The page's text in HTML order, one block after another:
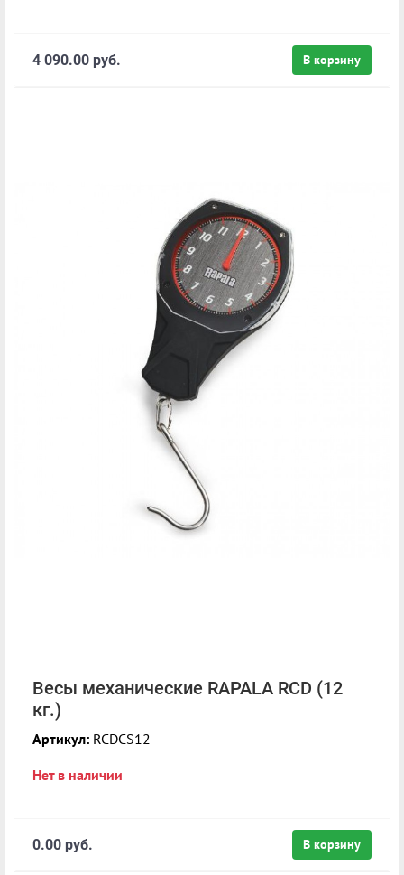
В корзину
4 090.00 руб.
Весы механические RAPALA RCD (12
кг.)
Артикул: RCDCS12
Нет в наличии
В корзину
0.00 руб.